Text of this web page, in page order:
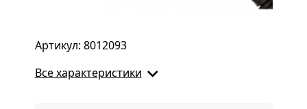
Артикул: 8012093
Все характеристики